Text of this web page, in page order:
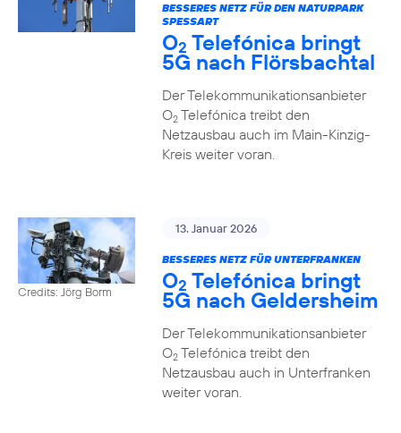
BESSERES NETZ FÜR DEN NATURPARK
SPESSART
O2 Telefónica bringt
5G nach Flörsbachtal
Der Telekommunikationsanbieter
O2Telefónica treibt den
Netzausbau auch im Main-Kinzig-
Kreis weiter voran.
Credits: Jörg Borm
13. Januar 2026
BESSERES NETZ FÜR UNTERFRANKEN
O2 Telefónica bringt
5G nach Geldersheim
Der Telekommunikationsanbieter
O2Telefónica treibt den
Netzausbau auch in Unterfranken
weiter voran.